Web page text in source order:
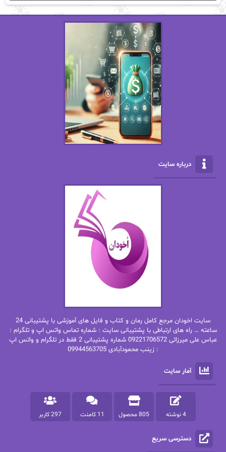
اریک مورگنشترن از نیلوفر لاری
اصغر زاده
اکرم محمدی
الف صاد
الکساندر دوما
الناز پاکپور‌
الناز محمدی
امیر فرهی
باران
بهار سلطانی
بهاره شیرازی
بهاره.م
بیتا فرخی
پاتریشیا ویلسون پرتو فرهمند
پرستو اسحقی
پرستو مهاجر
پرهام رسولی
پروانه قدیمی پروانه محمدی
پریسا شکور(طوفان خاموش)
درباره سایت
سایت اخودان مرجع کامل رمان و کتاب و فایل های آموزشی با پشتیبانی 24
ساعته … راه های ارتباطی با پشتیبانی سایت : شماره تماس واتس اپ و تلگرام :
عباس علی میرزائی 09221706572 شماره پشتیبانی 2 فقط در تلگرام و واتس اپ
: زینب محمودآبادی 09944563705
آمار سایت
4 نوشته 805 محصول 11 کامنت 297 کاربر
دسترسی سریع